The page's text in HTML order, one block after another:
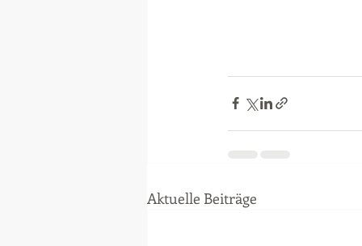
Aktuelle Beiträge